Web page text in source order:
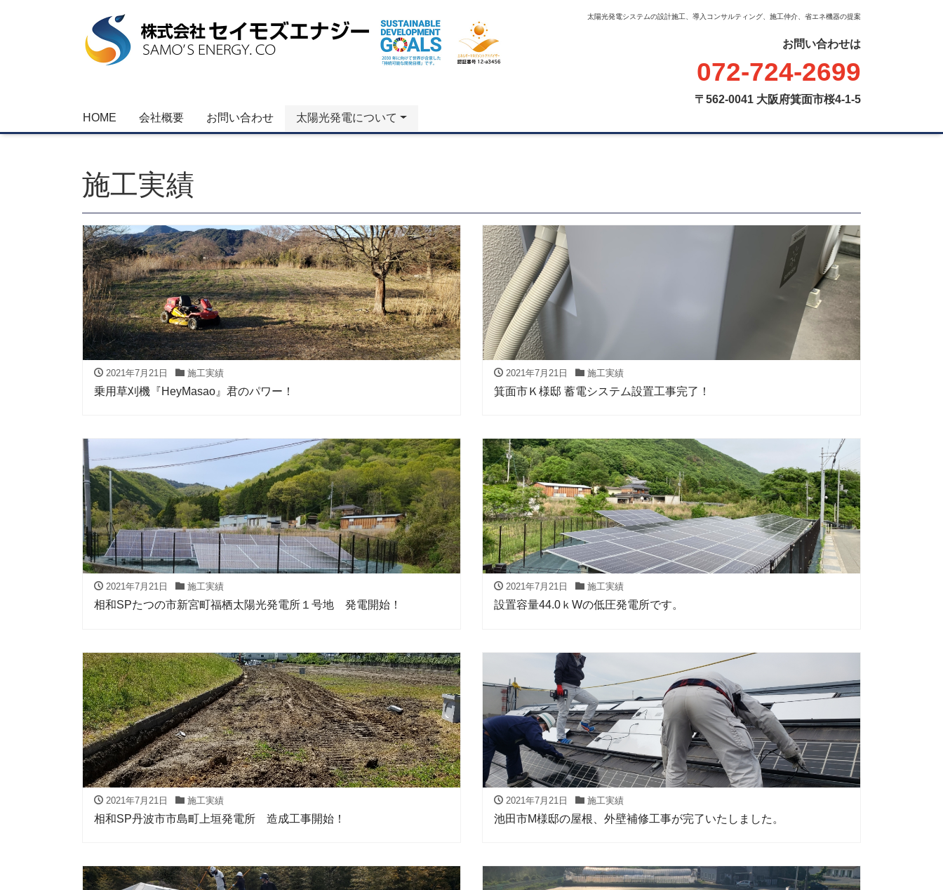
太陽光発電システムの設計施工、導入コンサルティング、 施工仲介、省エネ機器の提案
お問い合わせは
072-724-2699
〒562-0041 大阪府箕面市桜4-1-5
HOME
会社概要 お問い合わせ 太陽光発電について
施工実績
2021年7月21日 施工実績
乗用草刈機『HeyMasao』君のパワー！
2021年7月21日 施工実績
箕面市Ｋ様邸 蓄電システム設置工事完了！
2021年7月21日 施工実績
相和SPたつの市新宮町福栖太陽光発電所１号地 発電開始！
2021年7月21日 施工実績
設置容量44.0ｋWの低圧発電所です。
2021年7月21日 施工実績
相和SP丹波市市島町上垣発電所 造成工事開始！
2021年7月21日 施工実績
池田市M様邸の屋根、外壁補修工事が完了いたしました。